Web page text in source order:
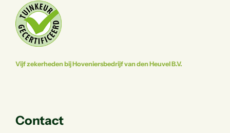
Vijf zekerheden bij Hoveniersbedrijf van den Heuvel B.V.
Contact